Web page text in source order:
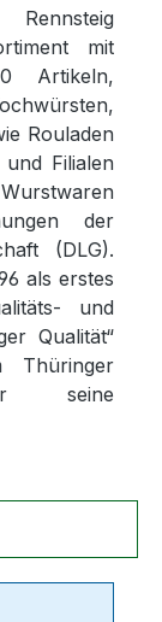
mit
Artikeln,
Rouladen
Filialen
der
(DLG).
als erstes
und
Qualität“
Thüringer
für seine